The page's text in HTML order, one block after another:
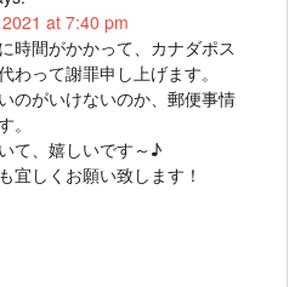
at 7:40 pm
時間がかかって、カナダポス
わって謝罪申し上げます。
のがいけないのか、郵便事情
。
て、嬉しいです～♪
宜しくお願い致します！